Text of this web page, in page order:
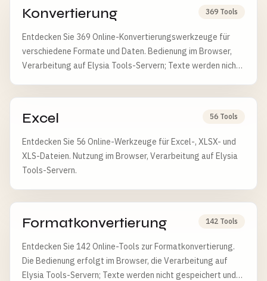
Konvertierung 369 Tools
Entdecken Sie 369 Online-Konvertierungswerkzeuge für
verschiedene Formate und Daten. Bedienung im Browser,
Verarbeitung auf Elysia Tools-Servern; Texte werden nicht
Excel 56 Tools
Entdecken Sie 56 Online-Werkzeuge für Excel-, XLSX- und
XLS-Dateien. Nutzung im Browser, Verarbeitung auf Elysia
Tools-Servern.
Formatkonvertierung 142 Tools
Entdecken Sie 142 Online-Tools zur Formatkonvertierung.
Die Bedienung erfolgt im Browser, die Verarbeitung auf
Elysia Tools-Servern; Texte werden nicht gespeichert und